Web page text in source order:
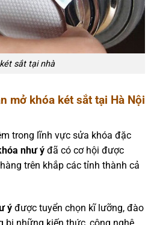
sắt tại nhà
mở khóa két sắt tại Hà Nội
trong lĩnh vực sửa khóa đặc
như ý đã có cơ hội được
trên khắp các tỉnh thành cả
ý được tuyển chọn kĩ lưỡng, đào